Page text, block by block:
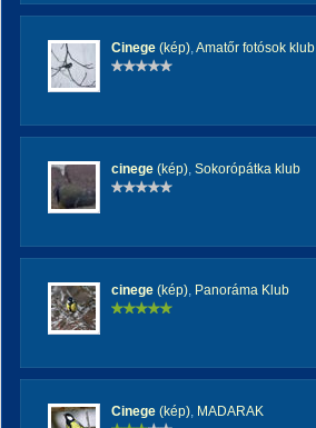
Cinege (kép),Amatőr fotósok klub
cinege (kép), Sokorópátka klub
cinege (kép), Panoráma Klub
Cinege (kép), MADARAK